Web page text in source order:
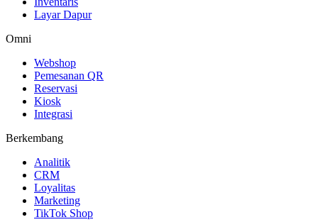
Layar Dapur
Omni
Webshop
Pemesanan QR
Reservasi
Kiosk
Integrasi
Berkembang
Analitik
CRM
Loyalitas
Marketing
TikTok Shop